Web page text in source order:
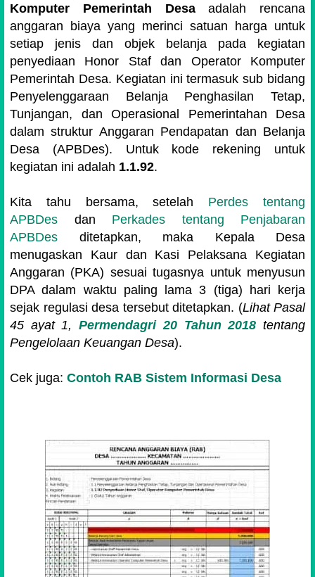
Komputer Pemerintah Desaadalah rencana
anggaran biaya yang merinci satuan harga untuk
setiap jenis dan objek belanja pada kegiatan
penyediaan Honor Staf dan Operator Komputer
Pemerintah Desa. Kegiatan ini termasuk sub bidang
Penyelenggaraan Belanja Penghasilan Tetap,
Tunjangan, dan Operasional Pemerintahan Desa
dalam struktur Anggaran Pendapatan dan Belanja
Desa (APBDes). Untuk kode rekening untuk
kegiatan ini adalah 1.1.92.
Kita tahu bersama, setelah Perdes tentang
APBDes dan Perkades tentang Penjabaran
APBDes ditetapkan, maka Kepala Desa
menugaskan Kaur dan Kasi Pelaksana Kegiatan
Anggaran (PKA) sesuai tugasnya untuk menyusun
DPA dalam waktu paling lama 3 (tiga) hari kerja
sejak regulasi desa tersebut ditetapkan. (Lihat Pasal
45 ayat 1,Permendagri 20 Tahun 2018 tentang
Pengelolaan Keuangan Desa).
Cek juga: Contoh RAB Sistem Informasi Desa